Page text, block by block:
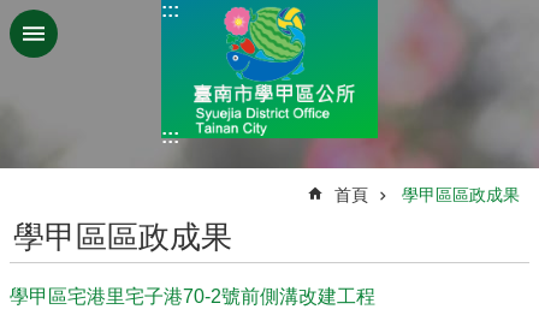
跳到主要內容區塊
:::
:::
首頁 學甲區區政成果
學甲區區政成果
學甲區宅港里宅子港70-2號前側溝改建工程